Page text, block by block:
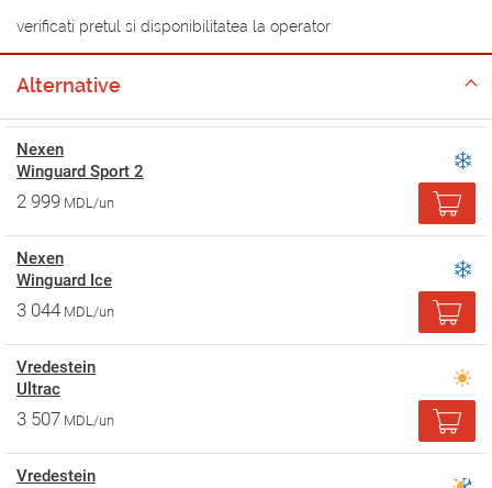
verificati pretul si disponibilitatea la operator
Alternative
Nexen
Winguard Sport 2
2 999 MDL/un
Nexen
Winguard Ice
3 044 MDL/un
Vredestein
Ultrac
3 507 MDL/un
Vredestein